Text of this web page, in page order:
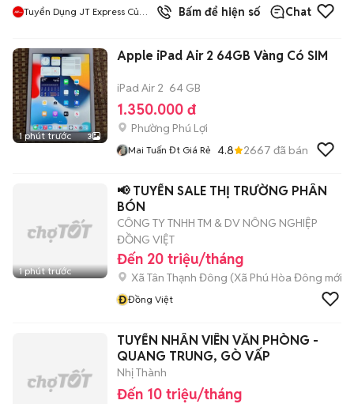
Tuyển Dụng JT Express Củ
Bấm để hiện số Chat
1 phút trước 3
Apple iPad Air 2 64GB Vàng Có SIM
iPad Air 2 64 GB
1.350.000 đ
Phường Phú Lợi
Mai Tuấn Đt Giá Rẻ 4.8 2667 đã bán
1 phút trước
📢 TUYỂN SALE THỊ TRƯỜNG PHÂN
BÓN
CÔNG TY TNHH TM & DV NÔNG NGHIỆP
ĐỒNG VIỆT
Đến 20 triệu/tháng
Xã Tân Thạnh Đông (Xã Phú Hòa Đông mới)
ĐĐồng Việt
TUYỂN NHÂN VIÊN VĂN PHÒNG -
QUANG TRUNG, GÒ VẤP
Nhị Thành
Đến 10 triệu/tháng